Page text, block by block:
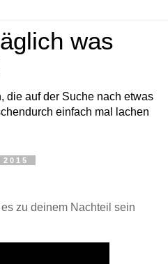
was
die auf der Suche nach etwas
einfach mal lachen
zu deinem Nachteil sein